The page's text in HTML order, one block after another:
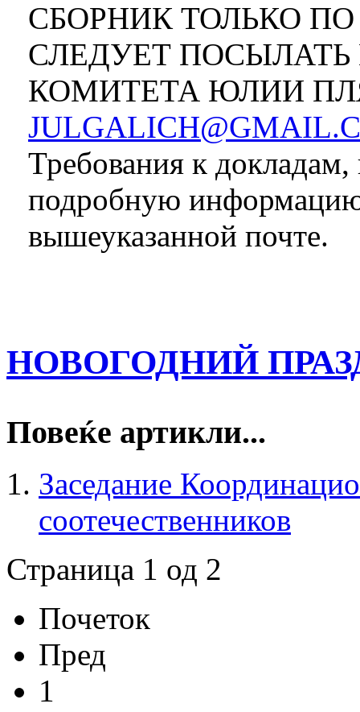
СБОРНИК ТОЛЬКО
СЛЕДУЕТ
КОМИТЕТА ЮЛИИ
Требования к
подробную
вышеуказанной почте.
НОВОГОДНИЙ
Повеќе артикли...
Заседание
соотечественников
Страница 1 од 2
Почеток
Пред
1